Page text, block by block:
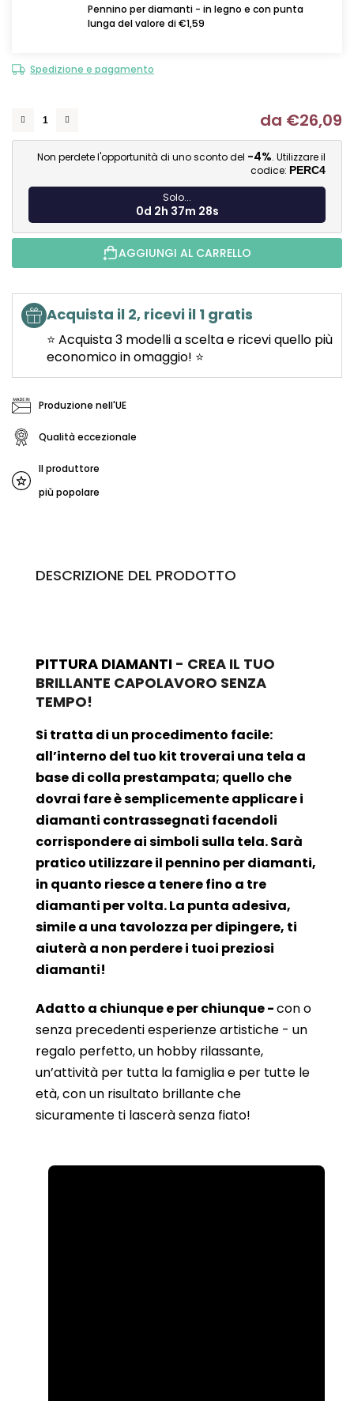
Pennino per diamanti - in legno e con punta
lunga del valore di €1,59
Spedizione e pagamento
da €26,09
Non perdete l'opportunità di uno sconto del -4%. Utilizzare il
codice: PERC4
Solo...
0d 2h 37m 27s
AGGIUNGI AL CARRELLO
Acquista il 2, ricevi il 1 gratis
⭐ Acquista 3 modelli a scelta e ricevi quello più
economico in omaggio! ⭐
Produzione nell'UE
Qualità eccezionale
Il produttore
più popolare
DESCRIZIONE DEL PRODOTTO
PITTURA DIAMANTI - CREA IL TUO
BRILLANTE CAPOLAVORO SENZA
TEMPO!
Si tratta di un procedimento facile:
all’interno del tuo kit troverai una tela a
base di colla prestampata; quello che
dovrai fare è semplicemente applicare i
diamanti contrassegnati facendoli
corrispondere ai simboli sulla tela. Sarà
pratico utilizzare il pennino per diamanti,
in quanto riesce a tenere fino a tre
diamanti per volta. La punta adesiva,
simile a una tavolozza per dipingere, ti
aiuterà a non perdere i tuoi preziosi
diamanti!
Adatto a chiunque e per chiunque -con o
senza precedenti esperienze artistiche - un
regalo perfetto, un hobby rilassante,
un’attività per tutta la famiglia e per tutte le
età, con un risultato brillante che
sicuramente ti lascerà senza fiato!